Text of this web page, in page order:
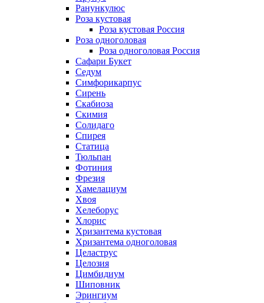
Ранункулюс
Роза кустовая
Роза кустовая Россия
Роза одноголовая
Роза одноголовая Россия
Сафари Букет
Седум
Симфорикарпус
Сирень
Скабиоза
Скимия
Солидаго
Спирея
Статица
Тюльпан
Фотиния
Фрезия
Хамелациум
Хвоя
Хелеборус
Хлорис
Хризантема кустовая
Хризантема одноголовая
Целаструс
Целозия
Цимбидиум
Шиповник
Эрингиум